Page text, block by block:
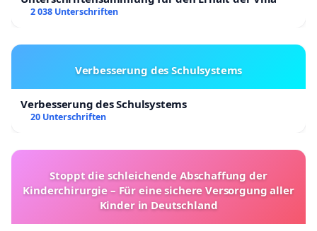
2 038 Unterschriften
Verbesserung des Schulsystems
Verbesserung des Schulsystems
20 Unterschriften
Stoppt die schleichende Abschaffung der
Kinderchirurgie – Für eine sichere Versorgung aller
Kinder in Deutschland